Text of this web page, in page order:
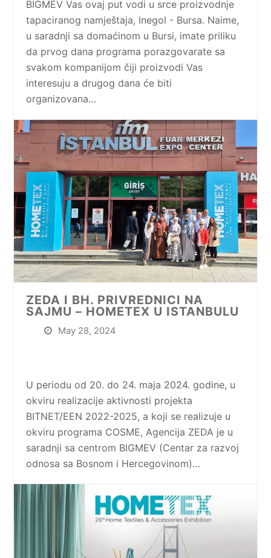
BIGMEV Vas ovaj put vodi u srce proizvodnje
tapaciranog namještaja, Inegol - Bursa. Naime,
u saradnji sa domaćinom u Bursi, imate priliku
da prvog dana programa porazgovarate sa
svakom kompanijom čiji proizvodi Vas
interesuju a drugog dana će biti
organizovana…
ZEDA I BH. PRIVREDNICI NA
SAJMU – HOMETEX U ISTANBULU
May 28, 2024
U periodu od 20. do 24. maja 2024. godine, u
okviru realizacije aktivnosti projekta
BITNET/EEN 2022-2025, a koji se realizuje u
okviru programa COSME, Agencija ZEDA je u
saradnji sa centrom BIGMEV (Centar za razvoj
odnosa sa Bosnom i Hercegovinom)…